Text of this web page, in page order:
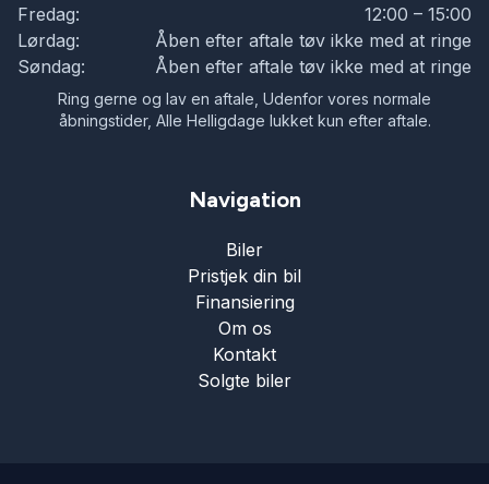
Parkeringssensor foran
Ratgearskifte
Fredag:
12:00 – 15:00
Lørdag:
Åben efter aftale tøv ikke med at ringe
Søndag:
Åben efter aftale tøv ikke med at ringe
Ring gerne og lav en aftale, Udenfor vores normale
åbningstider, Alle Helligdage lukket kun efter aftale.
Navigation
Biler
Pristjek din bil
Finansiering
Om os
Kontakt
Solgte biler